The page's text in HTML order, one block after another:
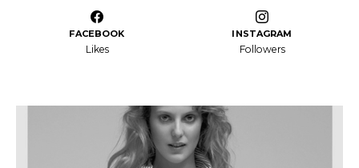
FACEBOOK
Likes
INSTAGRAM
Followers